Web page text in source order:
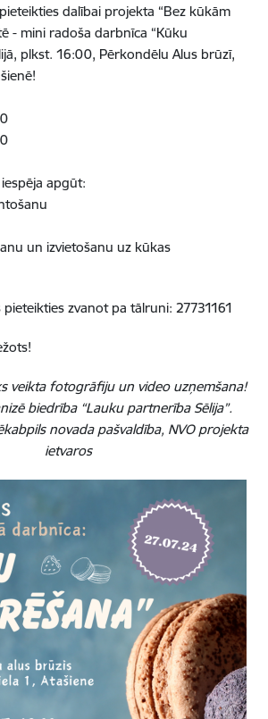
dalībai projekta “Bez kūkām
- mini radoša darbnīca “Kūku
plkst. 16:00, Pērkondēlu Alus brūzī,
apgūt:
un izvietošanu uz kūkas
zvanot pa tālruni: 27731161
veikta fotogrāfiju un video uzņemšana!
biedrība “Lauku partnerība Sēlija”.
novada pašvaldība, NVO projekta
ietvaros